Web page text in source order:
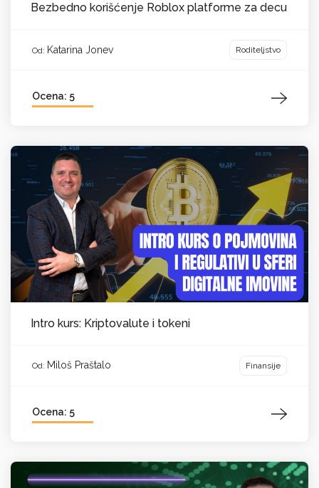
Bezbedno korišćenje Roblox platforme za decu
Od: Katarina Jonev Roditeljstvo
Ocena: 5
Intro kurs: Kriptovalute i tokeni
Od: Miloš Praštalo Finansije
Ocena: 5